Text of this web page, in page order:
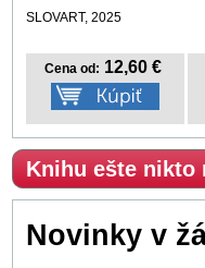
SLOVART, 2025
Cena od: 12,60 €
Knihu ešte nikto
Novinky v